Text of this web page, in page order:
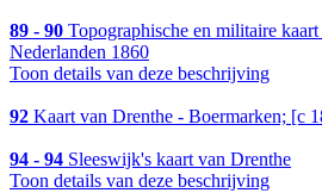
89 - 90 Topographische en militaire
Nederlanden 1860
Toon details van deze beschrijving
92 Kaart van Drenthe - Boermarken; [c
94 - 94 Sleeswijk's kaart van Drenthe
Toon details van deze beschrijving